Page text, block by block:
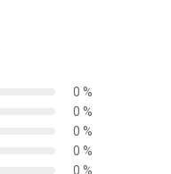
0 %
0 %
0 %
0 %
0 %